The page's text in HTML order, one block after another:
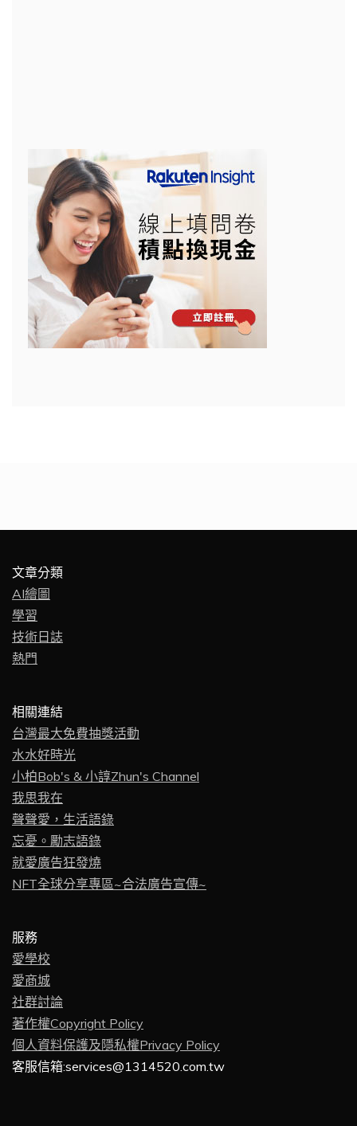
文章分類
AI繪圖
學習
技術日誌
熱門
相關連結
台灣最大免費抽獎活動
水水好時光
小柏Bob's & 小諄Zhun's Channel
我思我在
聲聲愛，生活語錄
忘憂。勵志語錄
就愛廣告狂發燒
NFT全球分享專區~合法廣告宣傳~
服務
愛學校
愛商城
社群討論
著作權Copyright Policy
個人資料保護及隱私權Privacy Policy
客服信箱:services@1314520.com.tw